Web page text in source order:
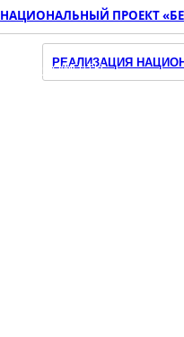
НАЦИОНАЛЬНЫЙ ПРОЕКТ
РЕАЛИЗАЦИЯ
ДОКУМЕНТЫ